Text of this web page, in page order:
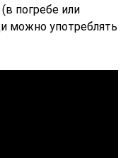
погребе или
можно употреблять